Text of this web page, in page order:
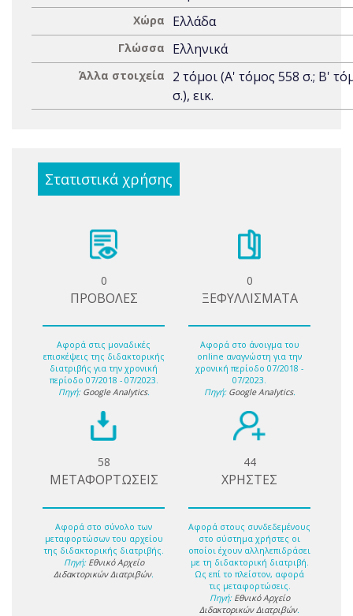
Χώρα Ελλάδα
Γλώσσα Ελληνικά
Άλλα στοιχεία
2 τόμοι (Α' τόμος 558 σ.; Β'
σ.), εικ.
Στατιστικά χρήσης
0
ΠΡΟΒΟΛΕΣ
Αφορά στις μοναδικές
επισκέψεις της διδακτορικής
διατριβής για την χρονική
περίοδο 07/2018 - 07/2023.
Πηγή: Google Analytics.
0
ΞΕΦΥΛΛΙΣΜΑΤΑ
Αφορά στο άνοιγμα του
online αναγνώστη για την
χρονική περίοδο 07/2018 -
07/2023.
Πηγή: Google Analytics.
58
ΜΕΤΑΦΟΡΤΩΣΕΙΣ
Αφορά στο σύνολο των
μεταφορτώσων του αρχείου
της διδακτορικής διατριβής.
Πηγή: Εθνικό Αρχείο
Διδακτορικών Διατριβών.
44
ΧΡΗΣΤΕΣ
Αφορά στους συνδεδεμένους
στο σύστημα χρήστες οι
οποίοι έχουν αλληλεπιδράσει
με τη διδακτορική διατριβή.
Ως επί το πλείστον, αφορά
τις μεταφορτώσεις.
Πηγή: Εθνικό Αρχείο
Διδακτορικών Διατριβών.